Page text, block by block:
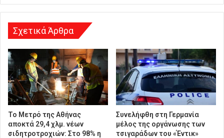
ν
Σχετικά Άρθρα
Το Μετρό της Αθήνας
αποκτά 29,4 χλμ. νέων
σιδητροτροχιών: Στο 98% η
Συνελήφθη στη Γερμανία
μέλος της οργάνωσης των
τσιγαράδων του «Έντικ»